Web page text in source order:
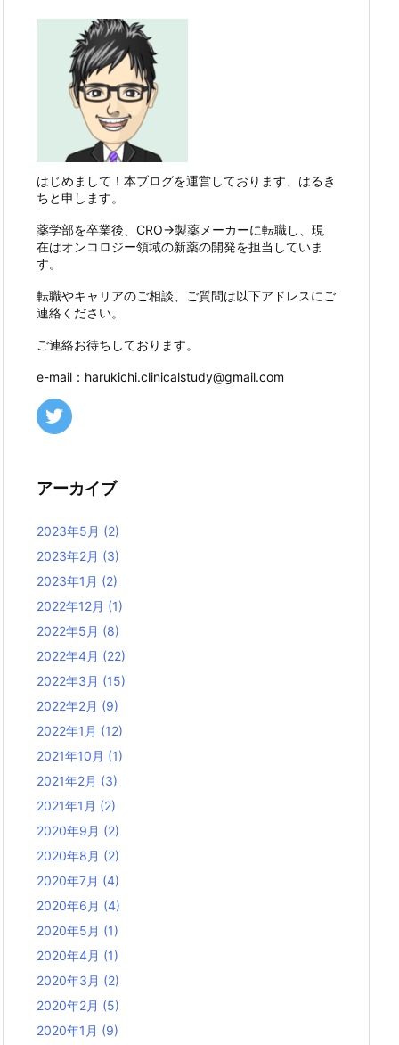
はじめまして！本ブログを運営しております、はるき
ちと申します。
薬学部を卒業後、CRO→製薬メーカーに転職し、現
在はオンコロジー領域の新薬の開発を担当していま
す。
転職やキャリアのご相談、ご質問は以下アドレスにご
連絡ください。
ご連絡お待ちしております。
e-mail：harukichi.clinicalstudy@gmail.com
アーカイブ
2023年5月 (2)
2023年2月 (3)
2023年1月 (2)
2022年12月 (1)
2022年5月 (8)
2022年4月 (22)
2022年3月 (15)
2022年2月 (9)
2022年1月 (12)
2021年10月 (1)
2021年2月 (3)
2021年1月 (2)
2020年9月 (2)
2020年8月 (2)
2020年7月 (4)
2020年6月 (4)
2020年5月 (1)
2020年4月 (1)
2020年3月 (2)
2020年2月 (5)
2020年1月 (9)